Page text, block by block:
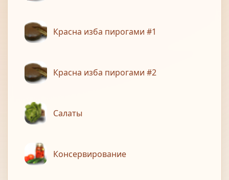
Красна изба пирогами #1
Красна изба пирогами #2
Салаты
Консервирование